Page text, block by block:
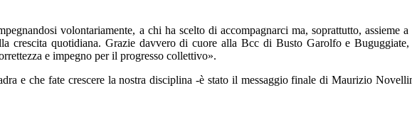
volontariamente, a chi ha scelto di accompagnarci ma, soprattutto, assieme
crescita quotidiana. Grazie davvero di cuore alla Bcc di Busto Garolfo e
e impegno per il progresso collettivo».
e che fate crescere la nostra disciplina -è stato il messaggio finale di Maurizio